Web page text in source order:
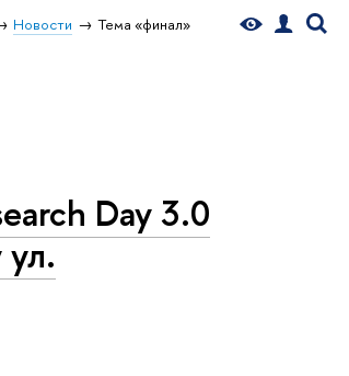
Новости Тема «финал»
Day 3.0
ул.